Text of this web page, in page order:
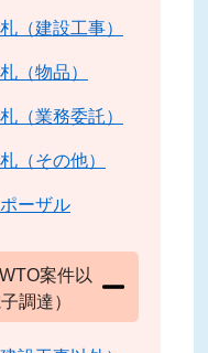
（建設工事）
（物品）
（業務委託）
（その他）
ーザル
案件以
調達）